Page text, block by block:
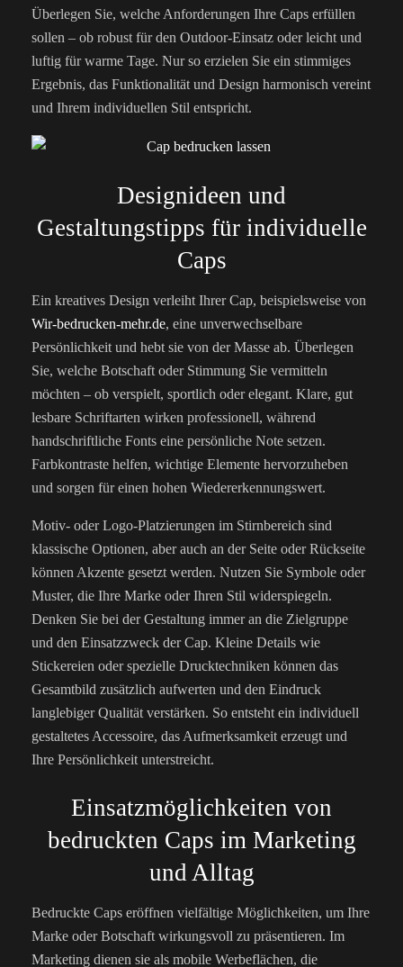
Überlegen Sie, welche Anforderungen Ihre Caps erfüllen
sollen – ob robust für den Outdoor-Einsatz oder leicht und
luftig für warme Tage. Nur so erzielen Sie ein stimmiges
Ergebnis, das Funktionalität und Design harmonisch vereint
und Ihrem individuellen Stil entspricht.
Designideen und
Gestaltungstipps für individuelle
Caps
Ein kreatives Design verleiht Ihrer Cap, beispielsweise von
Wir-bedrucken-mehr.de, eine unverwechselbare
Persönlichkeit und hebt sie von der Masse ab. Überlegen
Sie, welche Botschaft oder Stimmung Sie vermitteln
möchten – ob verspielt, sportlich oder elegant. Klare, gut
lesbare Schriftarten wirken professionell, während
handschriftliche Fonts eine persönliche Note setzen.
Farbkontraste helfen, wichtige Elemente hervorzuheben
und sorgen für einen hohen Wiedererkennungswert.
Motiv- oder Logo-Platzierungen im Stirnbereich sind
klassische Optionen, aber auch an der Seite oder Rückseite
können Akzente gesetzt werden. Nutzen Sie Symbole oder
Muster, die Ihre Marke oder Ihren Stil widerspiegeln.
Denken Sie bei der Gestaltung immer an die Zielgruppe
und den Einsatzzweck der Cap. Kleine Details wie
Stickereien oder spezielle Drucktechniken können das
Gesamtbild zusätzlich aufwerten und den Eindruck
langlebiger Qualität verstärken. So entsteht ein individuell
gestaltetes Accessoire, das Aufmerksamkeit erzeugt und
Ihre Persönlichkeit unterstreicht.
Einsatzmöglichkeiten von
bedruckten Caps im Marketing
und Alltag
Bedruckte Caps eröffnen vielfältige Möglichkeiten, um Ihre
Marke oder Botschaft wirkungsvoll zu präsentieren. Im
Marketing dienen sie als mobile Werbeflächen, die